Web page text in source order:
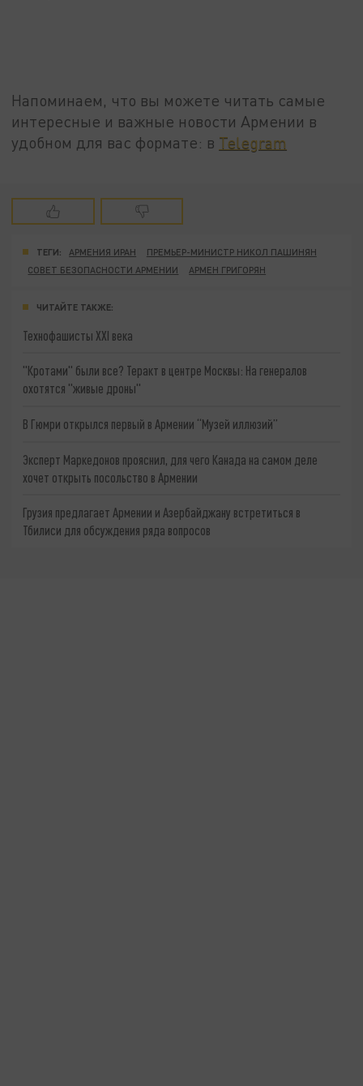
Напоминаем, что вы можете читать самые
интересные и важные новости Армении в
удобном для вас формате: в Telegram
ТЕГИ: АРМЕНИЯ ИРАН
ПРЕМЬЕР-МИНИСТР НИКОЛ ПАШИНЯН
СОВЕТ БЕЗОПАСНОСТИ АРМЕНИИ
АРМЕН ГРИГОРЯН
ЧИТАЙТЕ ТАКЖЕ:
Технофашисты XXI века
"Кротами" были все? Теракт в центре Москвы: На генералов
охотятся "живые дроны"
В Гюмри открылся первый в Армении “Музей иллюзий”
Эксперт Маркедонов прояснил, для чего Канада на самом деле
хочет открыть посольство в Армении
Грузия предлагает Армении и Азербайджану встретиться в
Тбилиси для обсуждения ряда вопросов